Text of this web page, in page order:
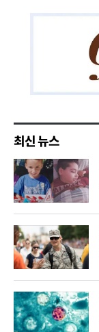
최신 뉴스